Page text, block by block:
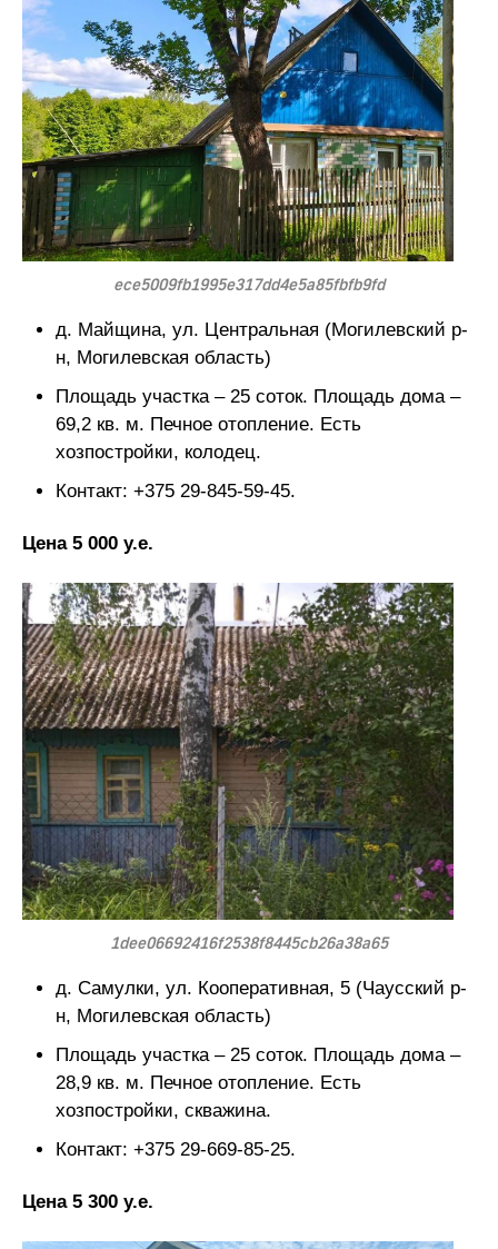
ece5009fb1995e317dd4e5a85fbfb9fd
д. Майщина, ул. Центральная (Могилевский р-
н, Могилевская область)
Площадь участка – 25 соток. Площадь дома –
69,2 кв. м. Печное отопление. Есть
хозпостройки, колодец.
Контакт: +375 29-845-59-45.
Цена 5 000 у.е.
1dee06692416f2538f8445cb26a38a65
д. Самулки, ул. Кооперативная, 5 (Чаусский р-
н, Могилевская область)
Площадь участка – 25 соток. Площадь дома –
28,9 кв. м. Печное отопление. Есть
хозпостройки, скважина.
Контакт: +375 29-669-85-25.
Цена 5 300 у.е.